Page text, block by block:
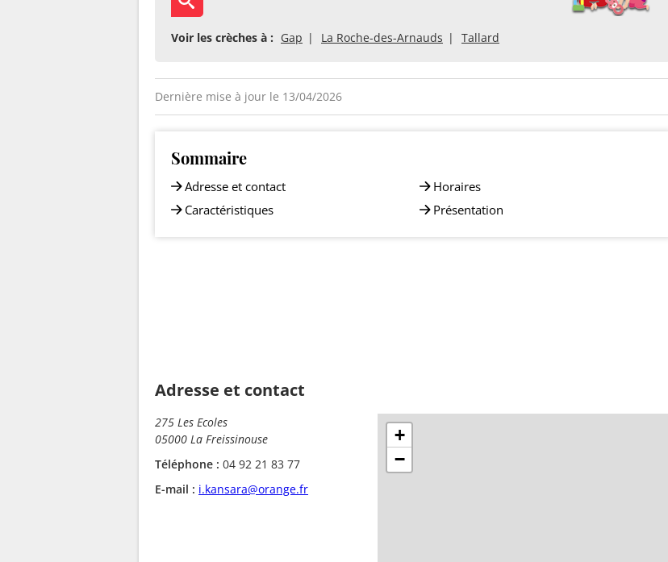
Voir les crèches à : Gap La Roche-des-Arnauds Tallard
Dernière mise à jour le 13/04/2026
Sommaire
Adresse et contact
Caractéristiques
Horaires
Présentation
Adresse et contact
275 Les Ecoles
05000 La Freissinouse
Téléphone : 04 92 21 83 77
E-mail : i.kansara@orange.fr
+
−